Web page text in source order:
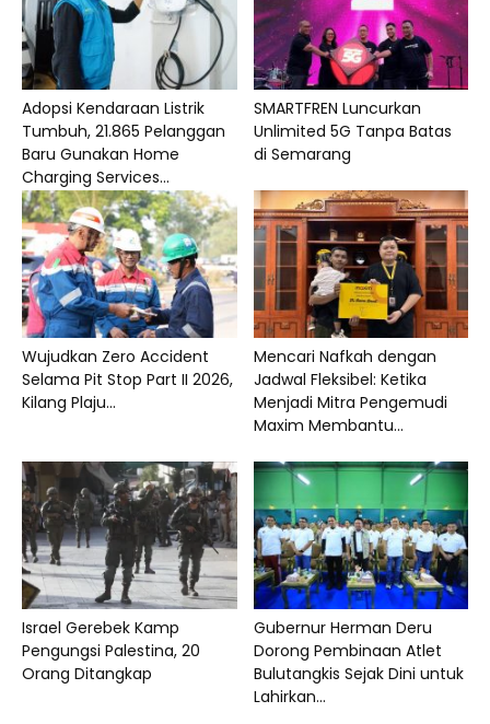
Adopsi Kendaraan Listrik
Tumbuh, 21.865 Pelanggan
Baru Gunakan Home
Charging Services...
SMARTFREN Luncurkan
Unlimited 5G Tanpa Batas
di Semarang
Wujudkan Zero Accident
Selama Pit Stop Part II 2026,
Kilang Plaju...
Mencari Nafkah dengan
Jadwal Fleksibel: Ketika
Menjadi Mitra Pengemudi
Maxim Membantu...
Israel Gerebek Kamp
Pengungsi Palestina, 20
Orang Ditangkap
Gubernur Herman Deru
Dorong Pembinaan Atlet
Bulutangkis Sejak Dini untuk
Lahirkan...